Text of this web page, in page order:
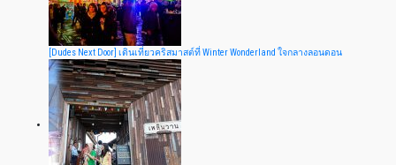
[Dudes Next Door] เดินเที่ยวคริสมาสต์ที่ Winter Wonderland ใจกลางลอนดอน